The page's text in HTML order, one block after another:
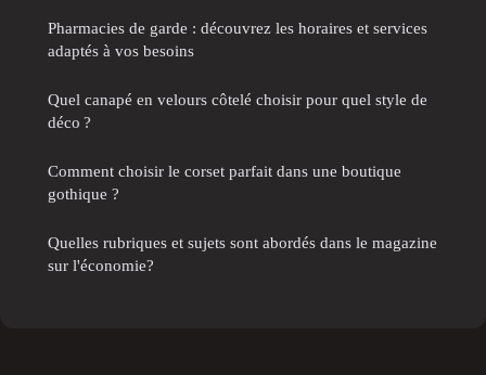
Pharmacies de garde : découvrez les horaires et services
adaptés à vos besoins
Quel canapé en velours côtelé choisir pour quel style de
déco ?
Comment choisir le corset parfait dans une boutique
gothique ?
Quelles rubriques et sujets sont abordés dans le magazine
sur l'économie?